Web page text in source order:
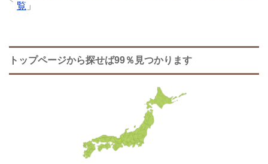
覧 」
トップページから探せば99％見つかります